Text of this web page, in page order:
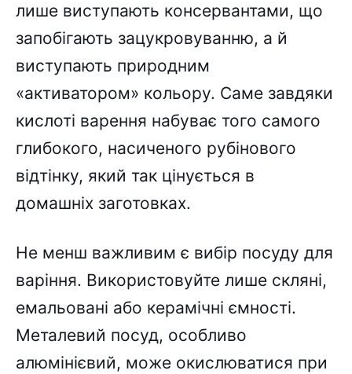
лише виступають консервантами, що
запобігають зацукровуванню, а й
виступають природним
«активатором» кольору. Саме завдяки
кислоті варення набуває того самого
глибокого, насиченого рубінового
відтінку, який так цінується в
домашніх заготовках.
Не менш важливим є вибір посуду для
варіння. Використовуйте лише скляні,
емальовані або керамічні ємності.
Металевий посуд, особливо
алюмінієвий, може окислюватися при